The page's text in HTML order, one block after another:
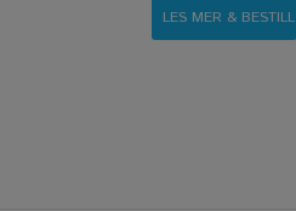
LES MER & BESTILL